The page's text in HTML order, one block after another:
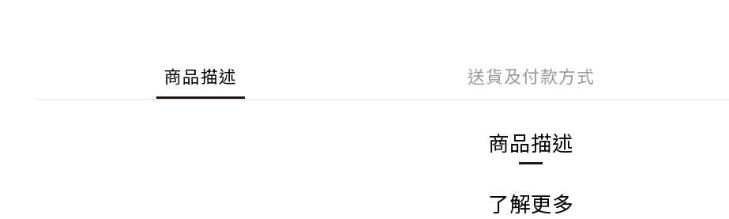
商品描述 送貨及付款方式
商品描述
了解更多